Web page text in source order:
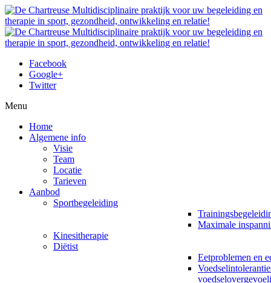
Facebook
Google+
Twitter
Menu
Home
Algemene info
Visie
Team
Locatie
Tarieven
Aanbod
Sportbegeleiding
Maximale
Kinesitherapie
Diëtist
Eetproblemen en